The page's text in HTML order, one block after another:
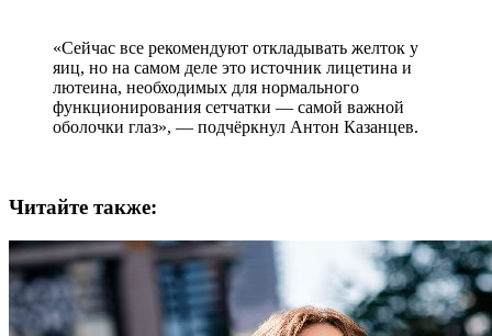
«Сейчас все рекомендуют откладывать желток у
яиц, но на самом деле это источник лицетина и
лютеина, необходимых для нормального
функционирования сетчатки — самой важной
оболочки глаз», — подчёркнул Антон Казанцев.
Читайте также: